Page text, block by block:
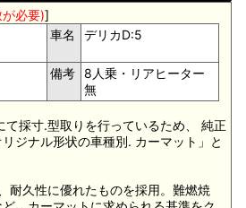
必要)]
車名 デリカD:5
備考
8人乗・リアヒーター
無
て採寸.型取りを行っているため、 純正
ジナル形状の車種別. カーマット」と
耐久性に優れたものを採用。難燃焼